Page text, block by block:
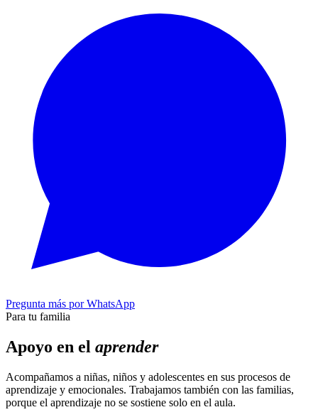
Pregunta más por WhatsApp
Para tu familia
Apoyo en el aprender
Acompañamos a niñas, niños y adolescentes en sus procesos de
aprendizaje y emocionales. Trabajamos también con las familias,
porque el aprendizaje no se sostiene solo en el aula.